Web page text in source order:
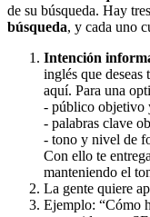
de su búsqueda. Hay
búsqueda, y cada uno
Intención
inglés que
aquí. Para una
- público objetivo
- palabras clave
- tono y nivel de
Con ello te
manteniendo el
La gente quiere
Ejemplo: “Cómo